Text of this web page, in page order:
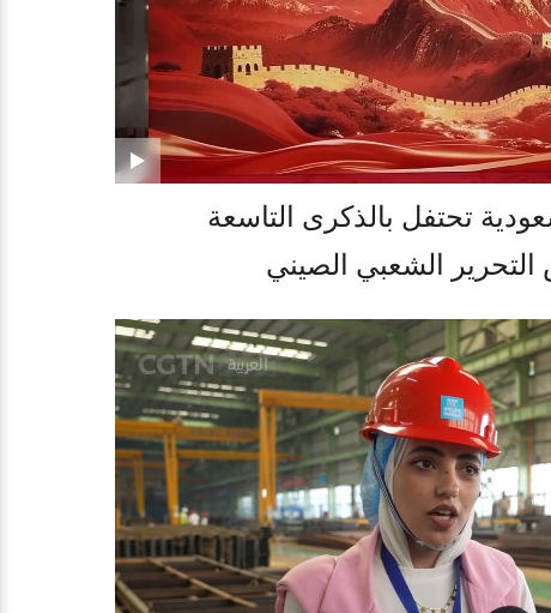
تحتفل بالذكرى التاسعة
الشعبي الصيني